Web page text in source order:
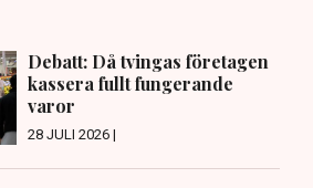
Debatt: Då tvingas företagen
kassera fullt fungerande
varor
28 JULI 2026 |